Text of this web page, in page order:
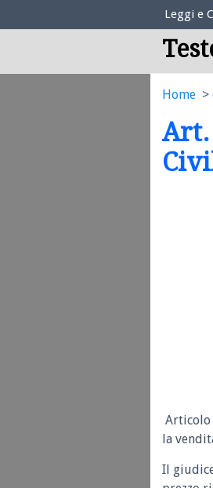
Elenco
Leggi e
Home
Art.
Articolo
la
Il